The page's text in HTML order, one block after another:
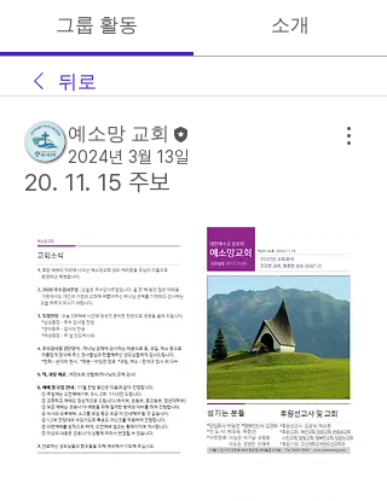
그룹 활동 소개
뒤로
예소망 교회
2024년 3월 13일
20. 11. 15 주보